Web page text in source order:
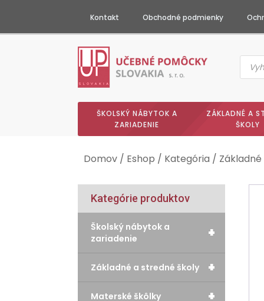
Kontakt Obchodné podmienky
search
ŠKOLSKÝ NÁBYTOK A
ZARIADENIE
ZÁKLADNÉ A
ŠKOLY
Domov / Eshop / Kategória /
Kategórie produktov
+
Školský nábytok a
zariadenie
+
Základné a stredné školy
+
Materské škôlky